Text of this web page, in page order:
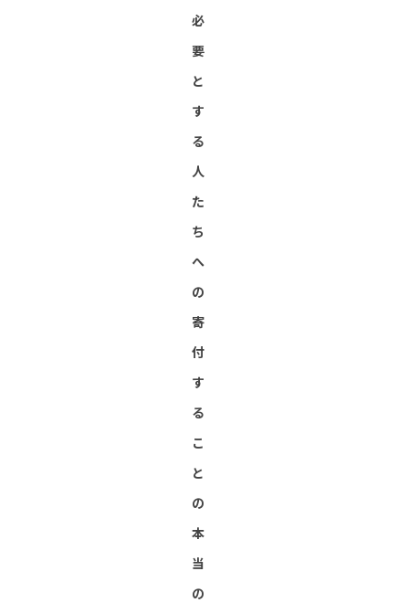
必
要
と
す
る
人
た
ち
へ
の
寄
付
す
る
こ
と
の
本
当
の